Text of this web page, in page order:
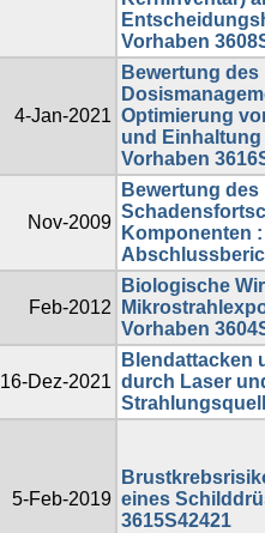
Vorhaben
4-Jan-2021
Bewertung
Optimierung
und Einhaltung
Vorhaben
Nov-2009
Bewertung
Komponenten :
Feb-2012
Biologische
Vorhaben
16-Dez-2021
Blendattacken
durch Laser
5-Feb-2019 eines
3615S42421